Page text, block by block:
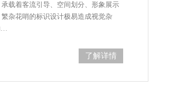
载着客流引导、空间划分、形象展示
杂花哨的标识设计极易造成视觉杂
了解详情